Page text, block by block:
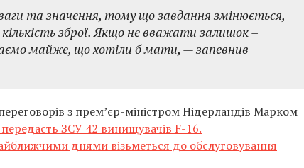
та значення, тому що завдання змінюється,
зброї. Якщо не вважати залишок –
майже, що хотіли б мати, — запевнив
з премʼєр-міністром Нідерландів Марком
ЗСУ 42 винищувачів F-16.
днями візьметься до обслуговування